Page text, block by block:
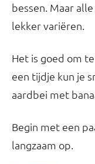
bessen. Maar
lekker variëren.
Het is goed om
een tijdje kun je
aardbei met
Begin met een
langzaam op.